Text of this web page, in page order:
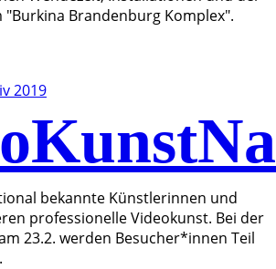
"Burkina Brandenburg Komplex".
2019
bekannte Künstlerinnen und
professionelle Videokunst. Bei der
23.2. werden Besucher*innen Teil